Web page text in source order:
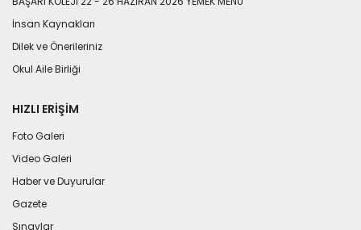
İnsan Kaynakları
Dilek ve Önerileriniz
Okul Aile Birliği
HIZLI ERIŞIM
Foto Galeri
Video Galeri
Haber ve Duyurular
Gazete
Sınavlar